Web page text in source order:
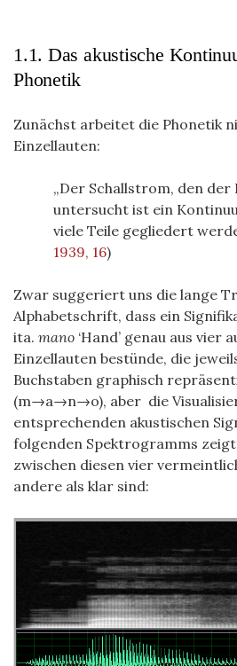
1.1. Das akustische
Phonetik
Zunächst arbeitet die Phonetik
Einzellauten:
Der Schallstrom, den der
untersucht ist ein
viele Teile gegliedert
1939, 16)
Zwar suggeriert uns die lange
Alphabetschrift, dass ein
ita. mano ‘Hand’ genau aus
Einzellauten bestünde, die
Buchstaben graphisch
(m→a→n→o), aber die
entsprechenden akustischen
folgenden Spektrogramms
zwischen diesen vier
andere als klar sind: